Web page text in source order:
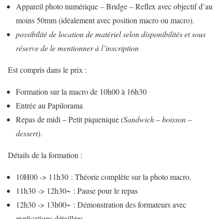
Appareil photo numérique – Bridge – Reflex avec objectif d’au
moins 50mm (idéalement avec position macro ou macro).
possibilité de location de matériel selon disponibilités et sous
réserve de le mentionner à l’inscription
Est compris dans le prix :
Formation sur la macro de 10h00 à 16h30
Entrée au Papilorama
Repas de midi – Petit piquenique(Sandwich – boisson –
dessert).
Détails de la formation :
10H00 -> 11h30 : Théorie complète sur la photo macro.
11h30 -> 12h30~ : Pause pour le repas
12h30 -> 13h00~ : Démonstration des formateurs avec